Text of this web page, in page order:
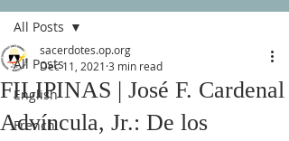
All Posts
English
French
All Posts
FILIPINAS | José F. Cardenal
Advíncula, Jr.: De los
sacerdotes.op.org
Dec 11, 2021 3 min read